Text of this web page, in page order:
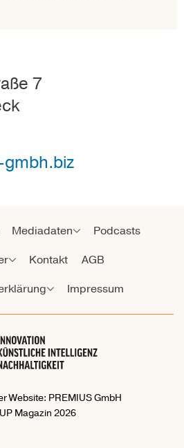
7
gmbh.biz
Mediadaten
Podcasts
Kontakt
AGB
Impressum
Website: PREMIUS GmbH
Magazin 2026